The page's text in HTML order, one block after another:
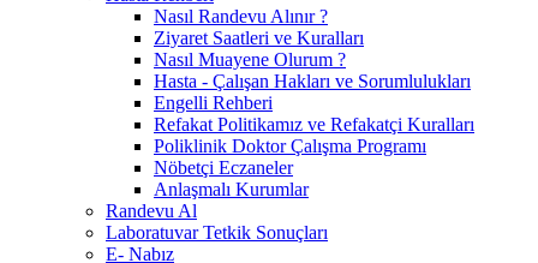
Nasıl Randevu Alınır ?
Ziyaret Saatleri ve Kuralları
Nasıl Muayene Olurum ?
Hasta - Çalışan Hakları ve Sorumlulukları
Engelli Rehberi
Refakat Politikamız ve Refakatçi Kuralları
Poliklinik Doktor Çalışma Programı
Nöbetçi Eczaneler
Anlaşmalı Kurumlar
Randevu Al
Laboratuvar Tetkik Sonuçları
E- Nabız